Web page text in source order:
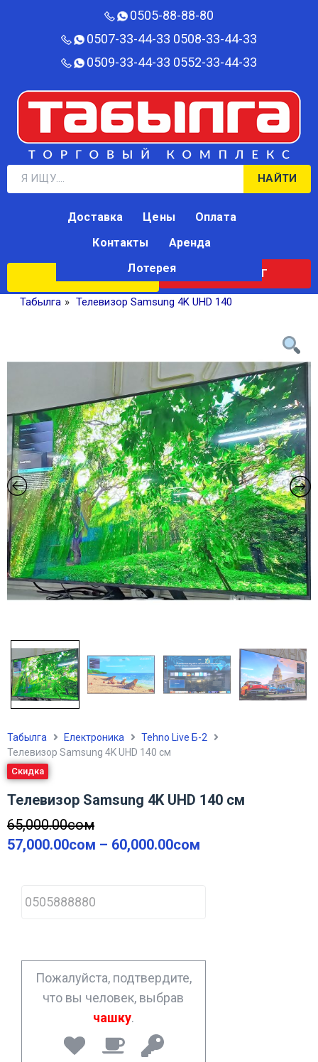
0505-88-88-80‬
0507-33-44-33 0508-33-44-33
0509-33-44-33 0552-33-44-33
НАЙТИ
КАТАЛОГ
Доставка Цены
Оплата
Контакты
Аренда
Лотерея
Табылга » Телевизор Samsung 4K UHD 140
Табылга Електроника
Tehno Live Б-2
Телевизор Samsung 4K UHD 140 см
Скидка
Телевизор Samsung 4K UHD 140 см
65,000.00сом
57,000.00сом – 60,000.00сом
h
o
*
Пожалуйста, подтвердите,
что вы человек, выбрав
чашку.